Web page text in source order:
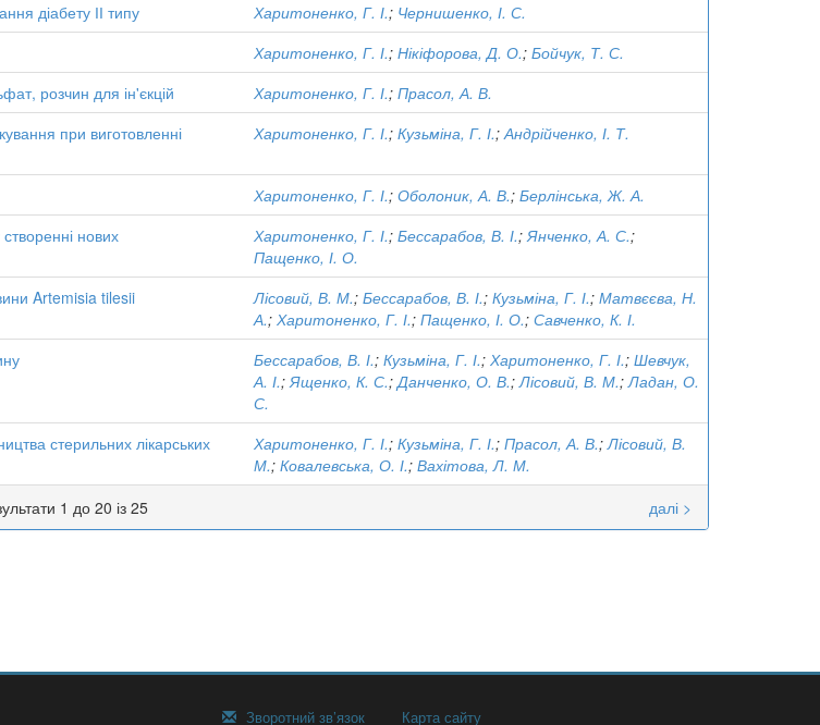
діабету ІІ типу Харитоненко, Г. І.; Чернишенко, І. С.
Харитоненко, Г. І.; Нікіфорова, Д. О.; Бойчук, Т. С.
розчин для ін'єкцій Харитоненко, Г. І.; Прасол, А. В.
при виготовленні
Харитоненко, Г. І.; Кузьміна, Г. І.;Андрійченко, І. Т.
Харитоненко, Г. І.; Оболоник, А. В.; Берлінська, Ж. А.
нових
Харитоненко, Г. І.; Бессарабов, В. І.;Янченко, А. С.;
Пащенко, І. О.
Artemisia tilesii Лісовий, В. М.; Бессарабов, В. І.; Кузьміна, Г. І.; Матвєєва, Н.
А.; Харитоненко, Г. І.; Пащенко, І. О.; Савченко, К. І.
Бессарабов, В. І.; Кузьміна, Г. І.; Харитоненко, Г. І.; Шевчук,
А. І.;Ященко, К. С.;Данченко, О. В.;Лісовий, В. М.;Ладан, О.
С.
стерильних лікарських
Харитоненко, Г. І.; Кузьміна, Г. І.; Прасол, А. В.;Лісовий, В.
М.; Ковалевська, О. І.; Вахітова, Л. М.
1 до 20 із 25
далі >
Зворотний зв’язок Карта сайту